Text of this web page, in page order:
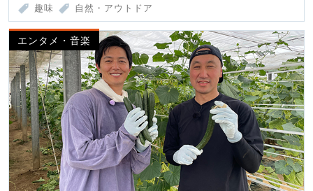
趣味 自然・アウトドア
エンタメ・音楽